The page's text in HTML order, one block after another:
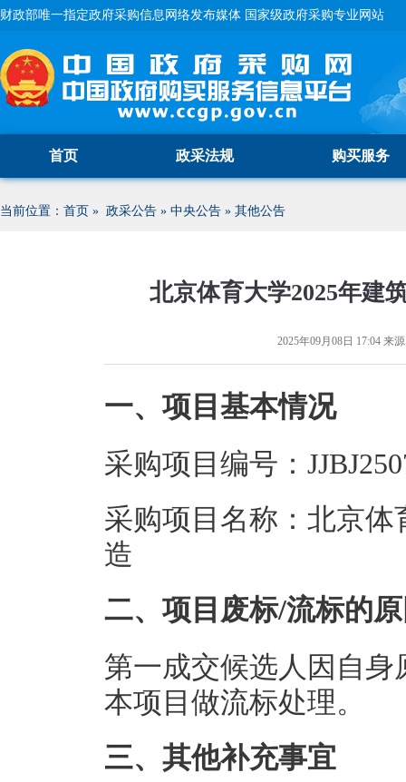
财政部唯一指定政府采购信息网络发布媒体 国家级政府采购专业网站
首页 政采法规 购买服务
当前位置： 首页 » 政采公告 » 中央公告 » 其他公告
北京体育大学2025年建
2025年09月08日 17:04 来
一、项目基本情况
采购项目编号：
采购项目名称：北京体
造
二、项目废标/流标的
第一成交候选人因自
本项目做流标处理。
三、其他补充事宜